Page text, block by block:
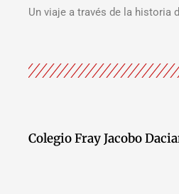
Un viaje a través de la historia
Colegio Fray Jacobo